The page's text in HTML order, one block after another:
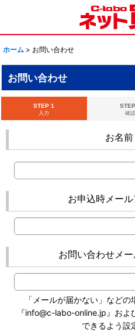
ホーム > お問い合わせ
お問い合わせ
STEP 1
入力
確認
お名前
お申込時メー
お問い合わせメ
「メールが届かない」などの
『info@c-labo-online.jp』お
できるよう設